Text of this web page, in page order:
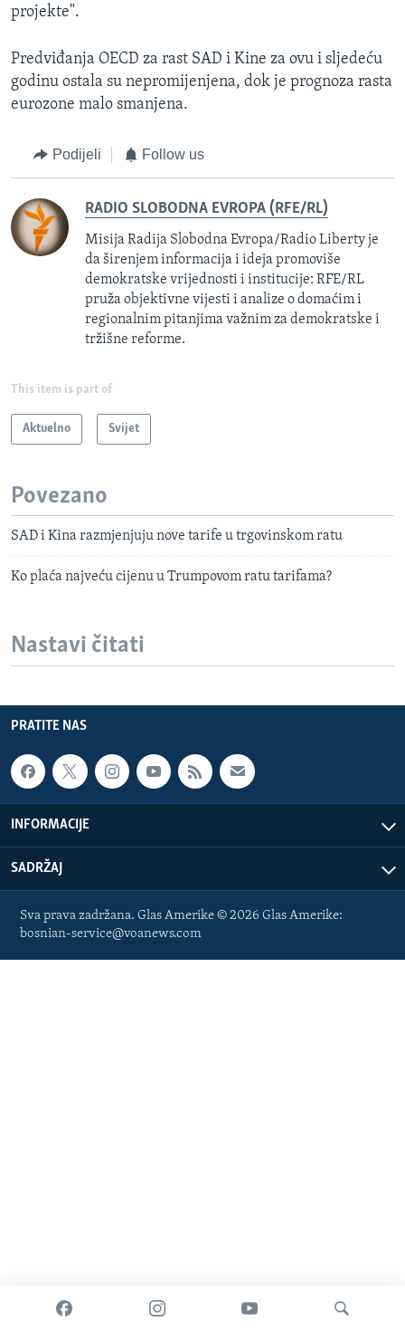
projekte".
Predviđanja OECD za rast SAD i Kine za ovu i sljedeću
godinu ostala su nepromijenjena, dok je prognoza rasta
eurozone malo smanjena.
Podijeli Follow us
RADIO SLOBODNA EVROPA (RFE/RL)
Misija Radija Slobodna Evropa/Radio Liberty je
da širenjem informacija i ideja promoviše
demokratske vrijednosti i institucije: RFE/RL
pruža objektivne vijesti i analize o domaćim i
regionalnim pitanjima važnim za demokratske i
tržišne reforme.
This item is part of
Aktuelno Svijet
Povezano
SAD i Kina razmjenjuju nove tarife u trgovinskom ratu
Ko plaća najveću cijenu u Trumpovom ratu tarifama?
Nastavi čitati
PRATITE NAS
INFORMACIJE
SADRŽAJ
Sva prava zadržana. Glas Amerike © 2026 Glas Amerike:
bosnian-service@voanews.com